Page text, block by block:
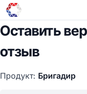
Оставить
отзыв
Продукт: Бригадир